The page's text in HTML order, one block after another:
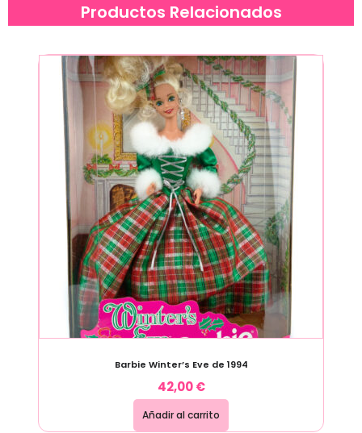
Productos Relacionados
Barbie Winter’s Eve de 1994
42,00€
Añadir al carrito